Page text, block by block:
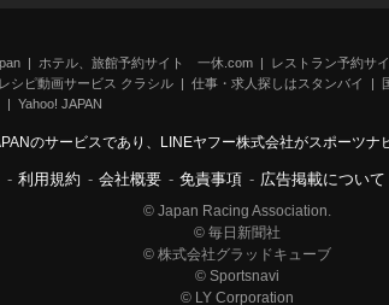
ホテル、旅館予約サイト 一休.com
レストラン予約
シピ動画サービス クラシル 仕事・求人探しはスタンバイ
Yahoo! JAPAN
のサービスであり、LINEヤフー株式会社がスポーツナ
- 利用規約 - 会社概要 - 免責事項 - 広告掲載について
© Japan Racing Association.
© 毎日新聞社
© 株式会社グラッドキューブ
© Sportsnavi
© LY Corporation